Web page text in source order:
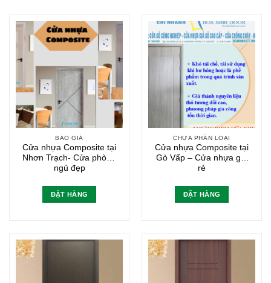
BÁO GIÁ
Cửa nhựa Composite tại
Nhơn Trạch- Cửa phòng
ngủ đẹp
ĐẶT HÀNG
CHƯA PHÂN LOẠI
Cửa nhựa Composite tại
Gò Vấp – Cửa nhựa giá
rẻ
ĐẶT HÀNG